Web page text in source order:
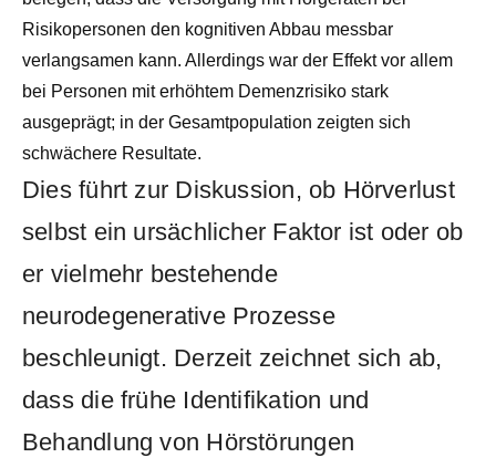
Risikopersonen den kognitiven Abbau messbar
verlangsamen kann. Allerdings war der Effekt vor allem
bei Personen mit erhöhtem Demenzrisiko stark
ausgeprägt; in der Gesamtpopulation zeigten sich
schwächere Resultate.
Dies führt zur Diskussion, ob Hörverlust
selbst ein ursächlicher Faktor ist oder ob
er vielmehr bestehende
neurodegenerative Prozesse
beschleunigt. Derzeit zeichnet sich ab,
dass die frühe Identifikation und
Behandlung von Hörstörungen